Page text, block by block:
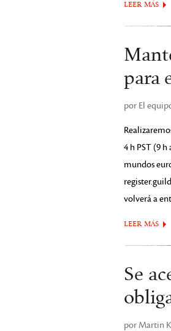
LEER MÁS
para
por El
4 h PST (9
mundos
volverá a
LEER MÁS
Se
por Martin